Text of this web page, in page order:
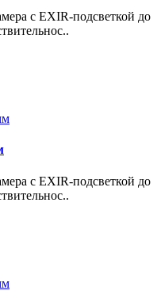
с EXIR-подсветкой до
с EXIR-подсветкой до